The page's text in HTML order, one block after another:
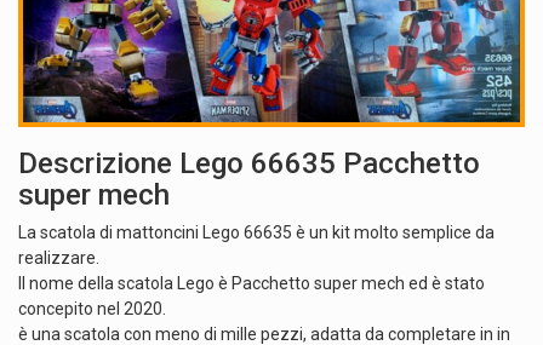
Descrizione Lego 66635 Pacchetto
super mech
La scatola di mattoncini Lego 66635 è un kit molto semplice da
realizzare.
Il nome della scatola Lego è Pacchetto super mech ed è stato
concepito nel 2020.
è una scatola con meno di mille pezzi, adatta da completare in in